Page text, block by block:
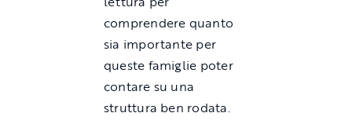
comprendere quanto
sia importante per
queste famiglie poter
contare su una
struttura ben rodata.